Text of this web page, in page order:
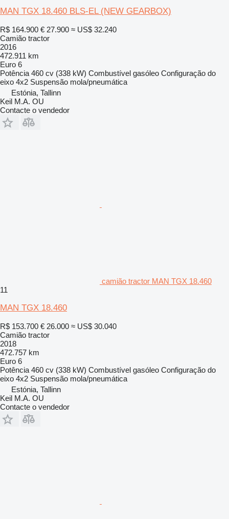
MAN TGX 18.460 BLS-EL (NEW GEARBOX)
R$ 164.900 € 27.900 ≈ US$ 32.240
Camião tractor
2016
472.911 km
Euro 6
Potência 460 cv (338 kW) Combustível gasóleo Configuração do
eixo 4x2 Suspensão mola/pneumática
Estónia, Tallinn
Keil M.A. OU
Contacte o vendedor
camião tractor MAN TGX 18.460
11
MAN TGX 18.460
R$ 153.700 € 26.000 ≈ US$ 30.040
Camião tractor
2018
472.757 km
Euro 6
Potência 460 cv (338 kW) Combustível gasóleo Configuração do
eixo 4x2 Suspensão mola/pneumática
Estónia, Tallinn
Keil M.A. OU
Contacte o vendedor